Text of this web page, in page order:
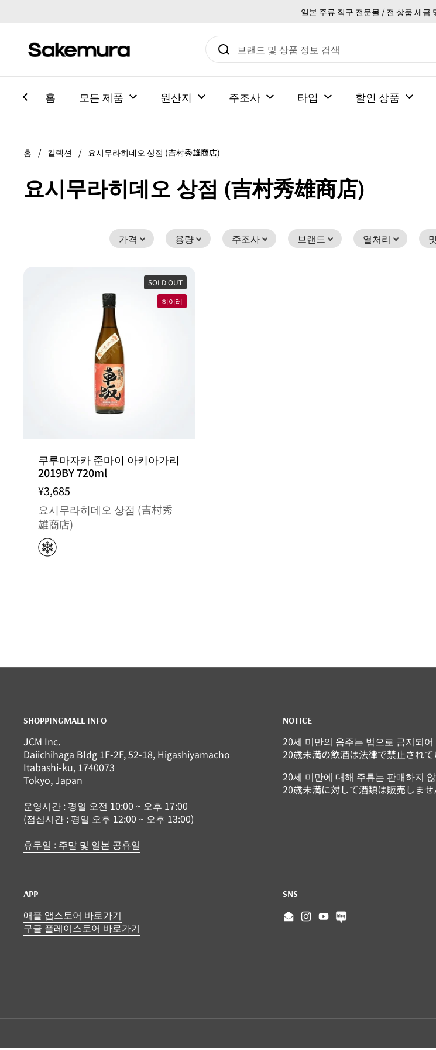
일본 주류 직구 전문몰 / 전 상품 세금
홈 모든 제품 원산지 주조사 타입 할인 상품
홈 / 컬렉션 / 요시무라히데오 상점 (吉村秀雄商店)
요시무라히데오 상점 (吉村秀雄商店)
가격 용량 주조사 브랜드 열처리
쿠루마자카 준마이 아키아가리
2019BY 720ml
¥3,685
요시무라히데오 상점 (吉村秀
雄商店)
SOLD OUT
히이레
SHOPPINGMALL INFO
JCM Inc.
Daiichihaga Bldg 1F-2F, 52-18, Higashiyamacho
Itabashi-ku, 1740073
Tokyo, Japan
운영시간 : 평일 오전 10:00 ~ 오후 17:00
(점심시간 : 평일 오후 12:00 ~ 오후 13:00)
휴무일 : 주말 및 일본 공휴일
NOTICE
20세 미만의 음주는 법으로 금지되
20歳未満の飲酒は法律で禁止されて
20세 미만에 대해 주류는 판매하지
20歳未満に対して酒類は販売しませ
APP
애플 앱스토어 바로가기
구글 플레이스토어 바로가기
SNS
EmailInstagram
YouTube